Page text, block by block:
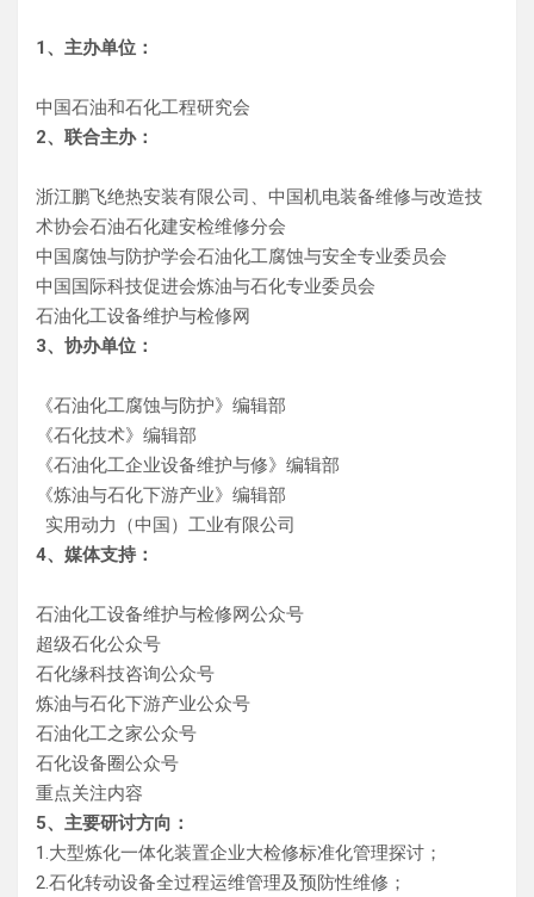
1、主办单位：
中国石油和石化工程研究会
2、联合主办：
浙江鹏飞绝热安装有限公司、中国机电装备维修与改造技
术协会石油石化建安检维修分会
中国腐蚀与防护学会石油化工腐蚀与安全专业委员会
中国国际科技促进会炼油与石化专业委员会
石油化工设备维护与检修网
3、协办单位：
《石油化工腐蚀与防护》编辑部
《石化技术》编辑部
《石油化工企业设备维护与修》编辑部
《炼油与石化下游产业》编辑部
实用动力（中国）工业有限公司
4、媒体支持：
石油化工设备维护与检修网公众号
超级石化公众号
石化缘科技咨询公众号
炼油与石化下游产业公众号
石油化工之家公众号
石化设备圈公众号
重点关注内容
5、主要研讨方向：
1.大型炼化一体化装置企业大检修标准化管理探讨；
2.石化转动设备全过程运维管理及预防性维修；